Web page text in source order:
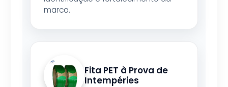
marca.
Fita PET à Prova de
Intempéries